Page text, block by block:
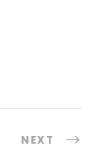
NEXT